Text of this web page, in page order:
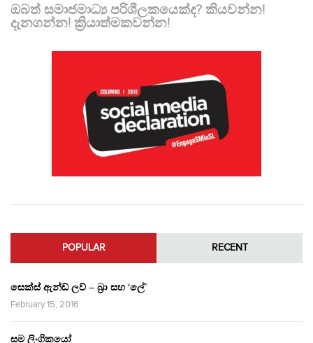
ඔබත් සමාජමාධ්‍ය පරිශීලකයෙක්ද? කියවන්න!
දැනගන්න! ක්‍රියාත්මකවන්න!
POPULAR RECENT
සෙක්ස් ඇන්ඩ් ලව් – බ්‍රා සහ ‘ලේ’
February 15, 2016
සම ලිංගිකයෝ